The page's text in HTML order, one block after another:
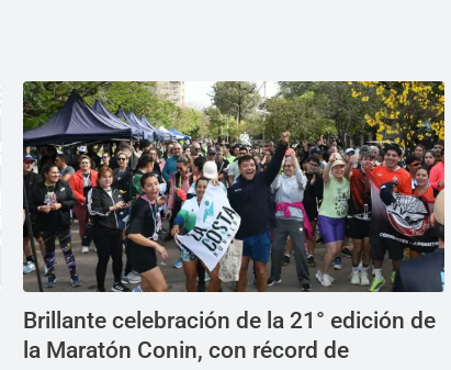
Brillante celebración de la 21° edición de
la Maratón Conin, con récord de